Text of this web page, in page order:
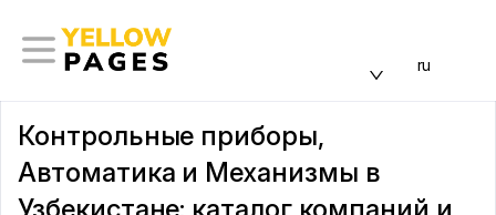
ru
Контрольные приборы,
Автоматика и Механизмы в